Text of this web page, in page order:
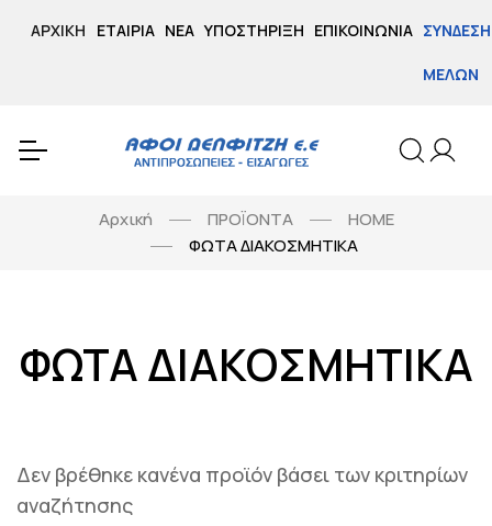
ΑΡΧΙΚΉ ΕΤΑΙΡΊΑ ΝΈΑ ΥΠΟΣΤΉΡΙΞΗ ΕΠΙΚΟΙΝΩΝΊΑ ΣΎΝΔΕΣΗ
ΜΕΛΏΝ
Αρχική ΠΡΟΪΟΝΤΑ
HOME
ΦΩΤΑ ΔΙΑΚΟΣΜΗΤΙΚΑ
ΦΩΤΑ ΔΙΑΚΟΣΜΗΤΙΚΑ
Δεν βρέθηκε κανένα προϊόν βάσει των κριτηρίων
αναζήτησης